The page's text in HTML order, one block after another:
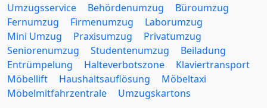
Umzugsservice Behördenumzug
Büroumzug
Fernumzug
Firmenumzug
Laborumzug
Mini Umzug
Praxisumzug
Privatumzug
Seniorenumzug
Studentenumzug
Beiladung
Entrümpelung
Halteverbotszone
Klaviertransport
Möbellift
Haushaltsauflösung
Möbeltaxi
Möbelmitfahrzentrale
Umzugskartons